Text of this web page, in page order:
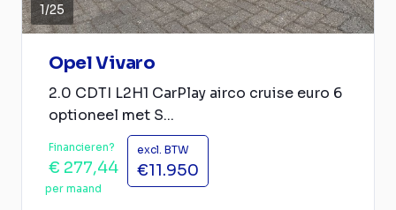
1/25
Opel Vivaro
2.0 CDTI L2H1 CarPlay airco cruise euro 6
optioneel met S...
Financieren?
€ 277,44
per maand
excl. BTW
€11.950